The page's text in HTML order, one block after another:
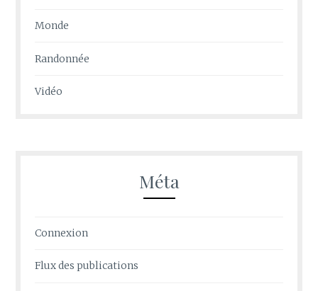
Monde
Randonnée
Vidéo
Méta
Connexion
Flux des publications